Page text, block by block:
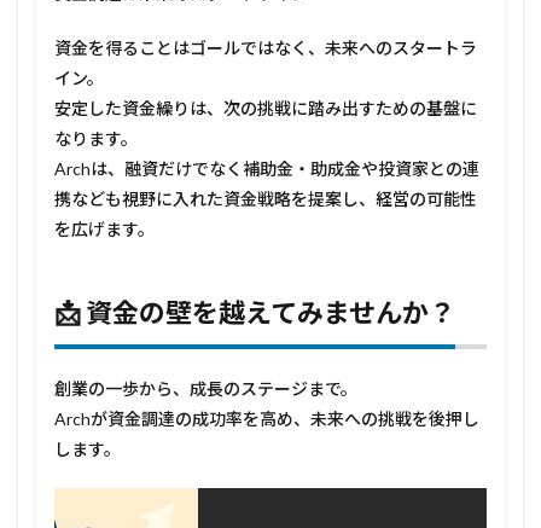
資金を得ることはゴールではなく、未来へのスタートラ
イン。
安定した資金繰りは、次の挑戦に踏み出すための基盤に
なります。
Archは、融資だけでなく補助金・助成金や投資家との連
携なども視野に入れた資金戦略を提案し、経営の可能性
を広げます。
📩 資金の壁を越えてみませんか？
創業の一歩から、成長のステージまで。
Archが資金調達の成功率を高め、未来への挑戦を後押し
します。